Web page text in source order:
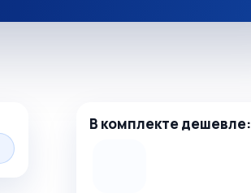
В комплекте дешевле: